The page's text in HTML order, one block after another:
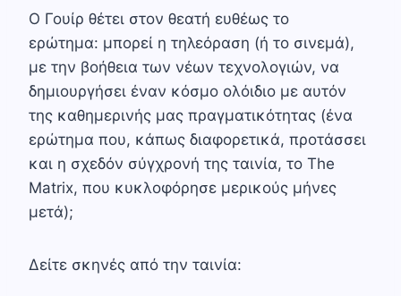
Ο Γουίρ θέτει στον θεατή ευθέως το
ερώτημα: μπορεί η τηλεόραση (ή το σινεμά),
με την βοήθεια των νέων τεχνολογιών, να
δημιουργήσει έναν κόσμο ολόιδιο με αυτόν
της καθημερινής μας πραγματικότητας (ένα
ερώτημα που, κάπως διαφορετικά, προτάσσει
και η σχεδόν σύγχρονή της ταινία, το The
Matrix, που κυκλοφόρησε μερικούς μήνες
μετά);
Δείτε σκηνές από την ταινία: